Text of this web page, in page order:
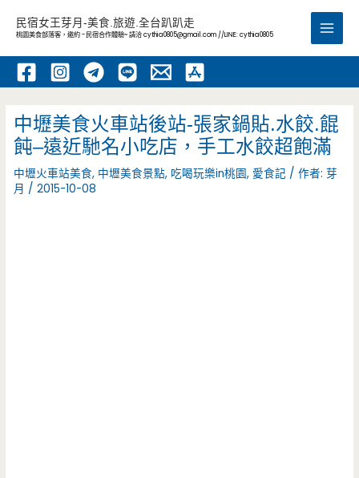
內
民宿女王芽月-美食.旅遊.全台趴趴走
桃園美食部落客，邀約 -民宿合作體驗~ 請洽cythia0805@gmail.com //LINE: cythia0805
Main
中壢美食火車站後站-張家鍋貼.水餃.餛
飩–遠近馳名小吃店，手工水餃超飽滿
中壢火車站美食, 中壢美食景點, 吃喝玩樂in桃園, 愛食記 / 作者:芽
月 /2015-10-08